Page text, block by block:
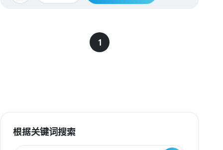
1
根据关键词搜索